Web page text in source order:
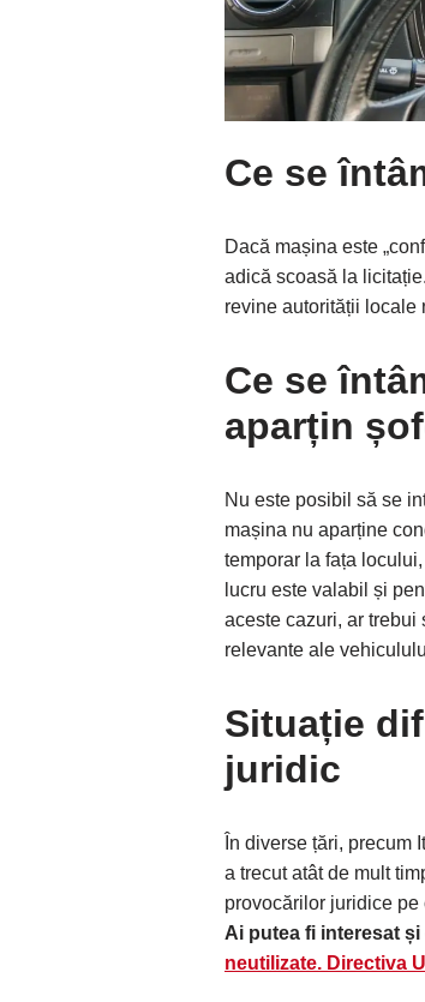
Ce se
Dacă mașina este
adică scoasă la
revine autorității locale
Ce se
aparțin
Nu este posibil să se
mașina nu aparține
temporar la fața
lucru este valabil și
aceste cazuri, ar
relevante ale
Situație
juridic
În diverse țări,
a trecut atât de mult
provocărilor juridice pe
Ai putea fi interesat și
neutilizate. Directiva